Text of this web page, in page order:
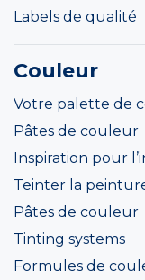
Labels de qualité
Couleur
Votre palette de
Pâtes de couleur
Inspiration pour
Teinter la
Pâtes de couleur
Tinting systems
Formules de